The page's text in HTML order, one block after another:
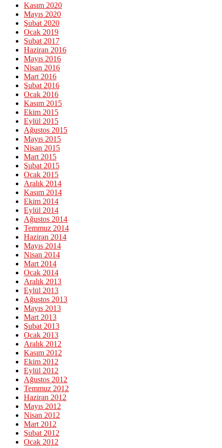
Kasım 2020
Mayıs 2020
Şubat 2020
Ocak 2019
Şubat 2017
Haziran 2016
Mayıs 2016
Nisan 2016
Mart 2016
Şubat 2016
Ocak 2016
Kasım 2015
Ekim 2015
Eylül 2015
Ağustos 2015
Mayıs 2015
Nisan 2015
Mart 2015
Şubat 2015
Ocak 2015
Aralık 2014
Kasım 2014
Ekim 2014
Eylül 2014
Ağustos 2014
Temmuz 2014
Haziran 2014
Mayıs 2014
Nisan 2014
Mart 2014
Ocak 2014
Aralık 2013
Eylül 2013
Ağustos 2013
Mayıs 2013
Mart 2013
Şubat 2013
Ocak 2013
Aralık 2012
Kasım 2012
Ekim 2012
Eylül 2012
Ağustos 2012
Temmuz 2012
Haziran 2012
Mayıs 2012
Nisan 2012
Mart 2012
Şubat 2012
Ocak 2012